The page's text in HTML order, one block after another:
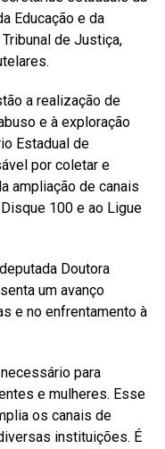
Educação e da
de Justiça,
a realização de
e à exploração
Estadual de
por coletar e
ampliação de canais
100 e ao Ligue
Doutora
um avanço
e no enfrentamento à
para
e mulheres. Esse
os canais de
instituições. É